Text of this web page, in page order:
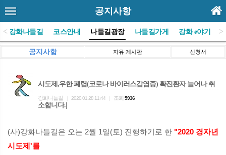
공지사항
<)강화나들길 코스안내 나들길광장 나들길가게 강화 e야기 >
공지사항 자유 게시판 신청서
시도제,우한 폐렴(코로나 바이러스감염증) 확진환자 늘어나 취
소합니다.|
강화나들길 2020.01.28 11:44 조회 5936
(사)강화나들길은 오는 2월 1일(토) 진행하기로 한 "2020 경자년
시도제'를